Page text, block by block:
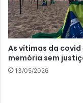
As vítimas da covid
memória sem
13/05/2026